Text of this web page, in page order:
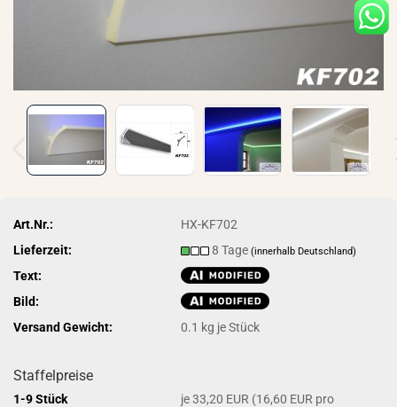
Art.Nr.:
HX-KF702
Lieferzeit:
8 Tage(innerhalb Deutschland)
Text:
Bild:
Versand Gewicht:
0.1 kg je Stück
Staffelpreise
1-9 Stück
je 33,20 EUR (16,60 EUR pro